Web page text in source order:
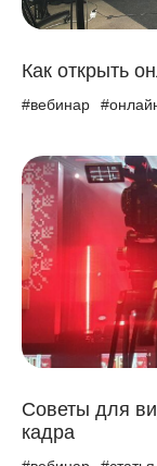
Как открыть
#вебинар
Советы для
кадра